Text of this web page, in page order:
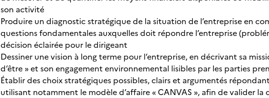
son activité
Produire un diagnostic stratégique de la situation de l’entreprise en
questions fondamentales auxquelles doit répondre l’entreprise
décision éclairée pour le dirigeant
Dessiner une vision à long terme pour l’entreprise, en décrivant sa
d’être » et son engagement environnemental lisibles par les parties
Établir des choix stratégiques possibles, clairs et argumentés
utilisant notamment le modèle d’affaire « CANVAS », afin de valider